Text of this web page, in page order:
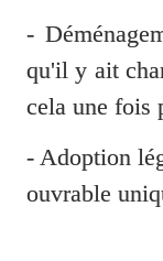
-
qu'il y ait
cela une fois
- Adoption
ouvrable